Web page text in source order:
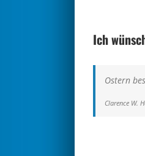
Ich
Ostern
Clarence W.